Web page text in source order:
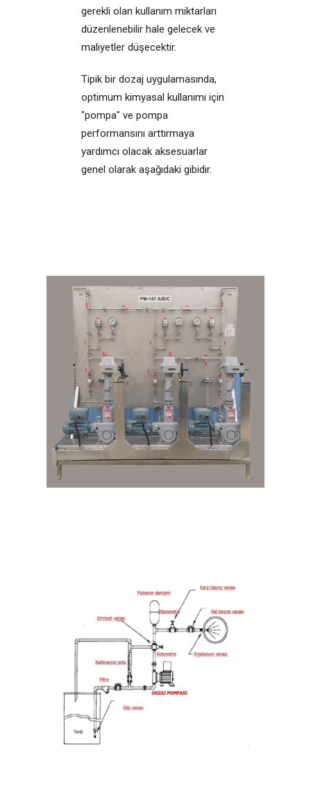
gerekli olan kullanım miktarları
düzenlenebilir hale gelecek ve
maliyetler düşecektir.
Tipik bir dozaj uygulamasında,
optimum kimyasal kullanımı için
"pompa" ve pompa
performansını arttırmaya
yardımcı olacak aksesuarlar
genel olarak aşağıdaki gibidir.